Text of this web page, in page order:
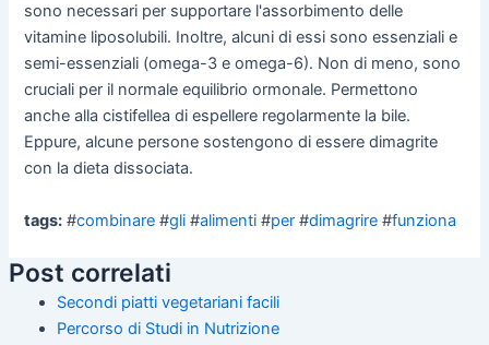
sono necessari per supportare l'assorbimento delle
vitamine liposolubili. Inoltre, alcuni di essi sono essenziali e
semi-essenziali (omega-3 e omega-6). Non di meno, sono
cruciali per il normale equilibrio ormonale. Permettono
anche alla cistifellea di espellere regolarmente la bile.
Eppure, alcune persone sostengono di essere dimagrite
con la dieta dissociata.
tags: #combinare #gli #alimenti #per #dimagrire #funziona
Post correlati
Secondi piatti vegetariani facili
Percorso di Studi in Nutrizione